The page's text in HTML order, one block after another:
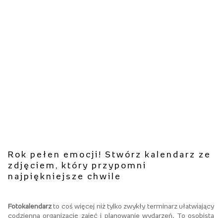
Rok pełen emocji! Stwórz kalendarz ze
zdjęciem, który przypomni
najpiękniejsze chwile
Fotokalendarz to coś więcej niż tylko zwykły terminarz ułatwiający
codzienną organizację zajęć i planowanie wydarzeń. To osobista